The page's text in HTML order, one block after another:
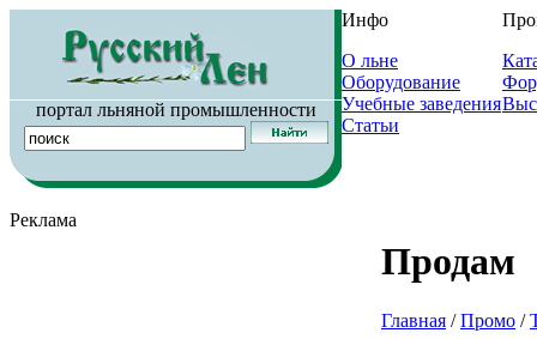
портал льняной промышленности
Инфо
О льне
Оборудование
Учебные заведения
Статьи
Реклама
Продам
Главная /Промо /